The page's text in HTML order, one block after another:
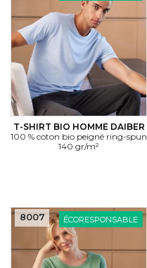
T-SHIRT BIO HOMME DAIBER
100 % coton bio peigné ring-spun
140 gr/m²
ÉCORESPONSABLE
8007